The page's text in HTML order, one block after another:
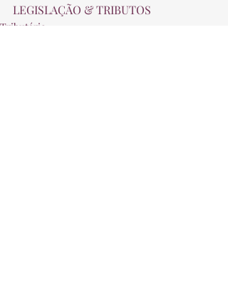
LEGISLAÇÃO & TRIBUTOS
Tributário